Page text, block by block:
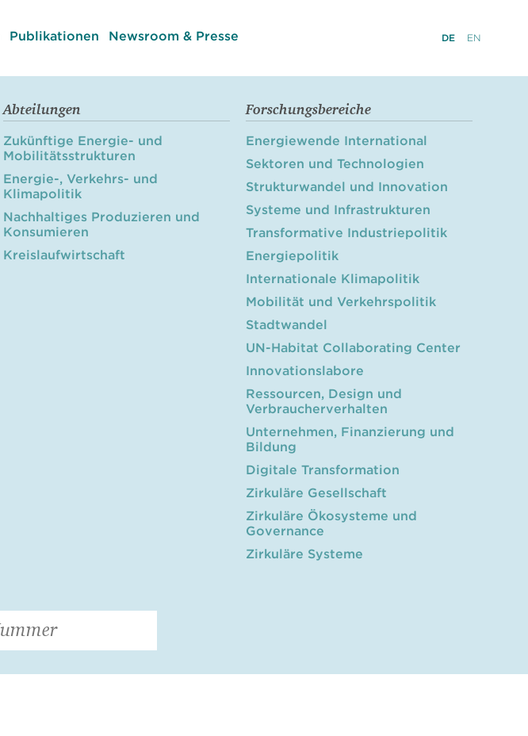
Publikationen Newsroom & Presse DE EN
Abteilungen
Zukünftige Energie- und
Mobilitätsstrukturen
Energie-, Verkehrs- und
Klimapolitik
Nachhaltiges Produzieren und
Konsumieren
Kreislaufwirtschaft
Forschungsbereiche
Energiewende International
Sektoren und Technologien
Strukturwandel und Innovation
Systeme und Infrastrukturen
Transformative Industriepolitik
Energiepolitik
Internationale Klimapolitik
Mobilität und Verkehrspolitik
Stadtwandel
UN-Habitat Collaborating Center
Innovationslabore
Ressourcen, Design und
Verbraucherverhalten
Unternehmen, Finanzierung und
Bildung
Digitale Transformation
Zirkuläre Gesellschaft
Zirkuläre Ökosysteme und
Governance
Zirkuläre Systeme